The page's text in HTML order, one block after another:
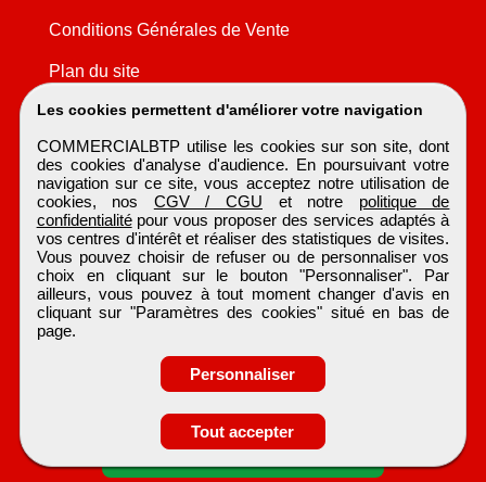
Candidature spontanée
Les cookies permettent d'améliorer votre navigation
COMMERCIALBTP utilise les cookies sur son site, dont
des cookies d'analyse d'audience. En poursuivant votre
navigation sur ce site, vous acceptez notre utilisation de
cookies, nos CGV / CGU et notre politique de
confidentialitépour vous proposer des services adaptés à
vos centres d'intérêt et réaliser des statistiques de visites.
Vous pouvez choisir de refuser ou de personnaliser vos
choix en cliquant sur le bouton "Personnaliser". Par
ailleurs, vous pouvez à tout moment changer d'avis en
cliquant sur "Paramètres des cookies" situé en bas de
page.
Personnaliser
Tout accepter
Conditions Générales de Vente
Plan du site
COMMERCIALBTP
Tous droits réservés © 1999 - 2026